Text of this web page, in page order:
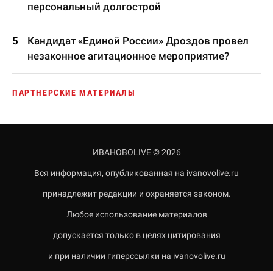
персональный долгострой
Кандидат «Единой России» Дроздов провел
незаконное агитационное мероприятие?
ПАРТНЕРСКИЕ МАТЕРИАЛЫ
ИВАНОВОLIVE © 2026
Вся информация, опубликованная на ivanovolive.ru
принадлежит редакции и охраняется законом.
Любое использование материалов
допускается только в целях цитирования
и при наличии гиперссылки на ivanovolive.ru